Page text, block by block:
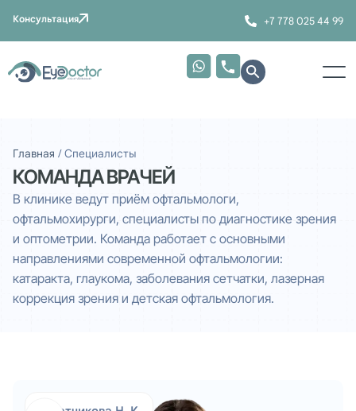
Консультация +7 778 025 44 99
Главная /Специалисты
КОМАНДА ВРАЧЕЙ
В клинике ведут приём офтальмологи,
офтальмохирурги, специалисты по диагностике зрения
и оптометрии. Команда работает с основными
направлениями современной офтальмологии:
катаракта, глаукома, заболевания сетчатки, лазерная
коррекция зрения и детская офтальмология.